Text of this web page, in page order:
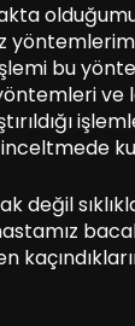
bu
ve
değil